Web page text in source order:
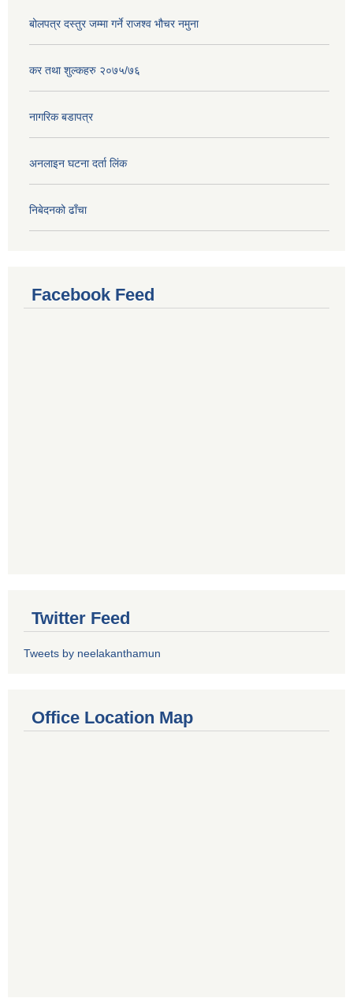
बोलपत्र दस्तुर जम्मा गर्ने राजश्व भौचर नमुना
कर तथा शुल्कहरु २०७५/७६
नागरिक बडापत्र
अनलाइन घटना दर्ता लिंक
निबेदनको ढाँचा
Facebook Feed
Twitter Feed
Tweets by neelakanthamun
Office Location Map